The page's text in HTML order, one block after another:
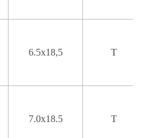
6.5х18,5 T
7.0x18.5 T